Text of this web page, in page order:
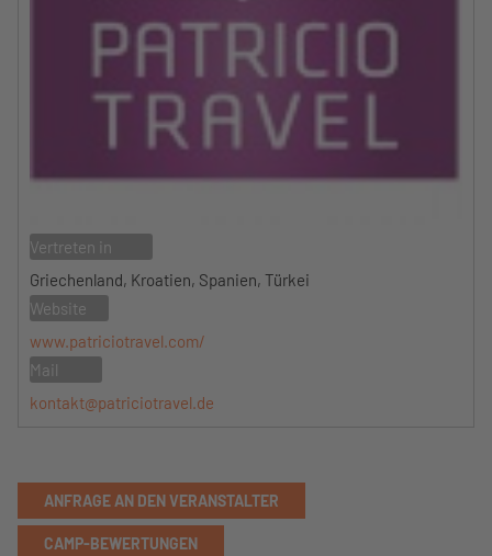
Vertreten in
Griechenland, Kroatien, Spanien, Türkei
Website
www.patriciotravel.com/
Mail
kontakt@patriciotravel.de
ANFRAGE AN DEN VERANSTALTER
CAMP-BEWERTUNGEN